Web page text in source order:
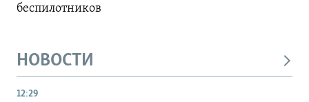
беспилотников
НОВОСТИ
12:29